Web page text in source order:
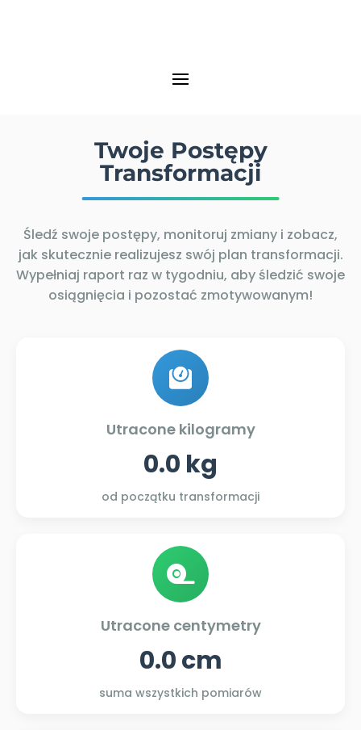
Twoje Postępy
Transformacji
Śledź swoje postępy, monitoruj zmiany i zobacz,
jak skutecznie realizujesz swój plan transformacji.
Wypełniaj raport raz w tygodniu, aby śledzić swoje
osiągnięcia i pozostać zmotywowanym!
Utracone kilogramy
0.0 kg
od początku transformacji
Utracone centymetry
0.0 cm
suma wszystkich pomiarów